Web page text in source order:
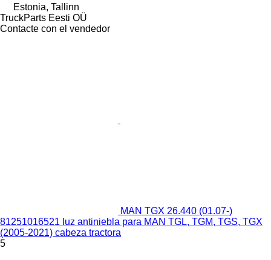
Estonia, Tallinn
TruckParts Eesti OÜ
Contacte con el vendedor
MAN TGX 26.440 (01.07-)
81251016521 luz antiniebla para MAN TGL, TGM, TGS, TGX
(2005-2021) cabeza tractora
5